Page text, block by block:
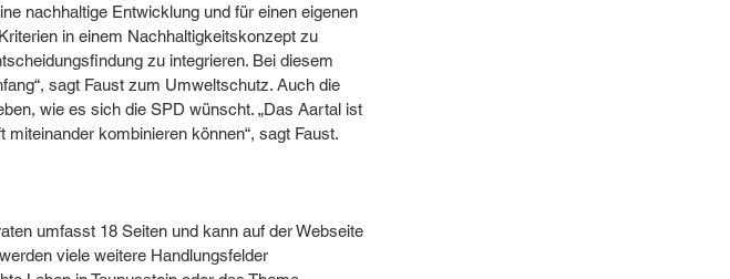
nachhaltige Entwicklung und für einen eigenen
in einem Nachhaltigkeitskonzept zu
zu integrieren. Bei diesem
sagt Faust zum Umweltschutz. Auch die
wie es sich die SPD wünscht. „Das Aartal ist
kombinieren können“, sagt Faust.
umfasst 18 Seiten und kann auf der Webseite
viele weitere Handlungsfelder